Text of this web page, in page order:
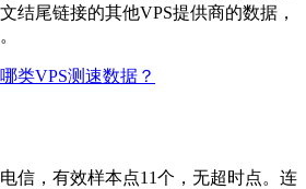
结尾链接的其他VPS提供商的数据，
类VPS测速数据？
信，有效样本点11个，无超时点。连